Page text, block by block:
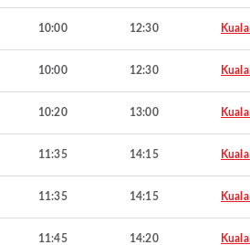
10:00 12:30
10:00 12:30
10:20 13:00
11:35 14:15
11:35 14:15
11:45 14:20